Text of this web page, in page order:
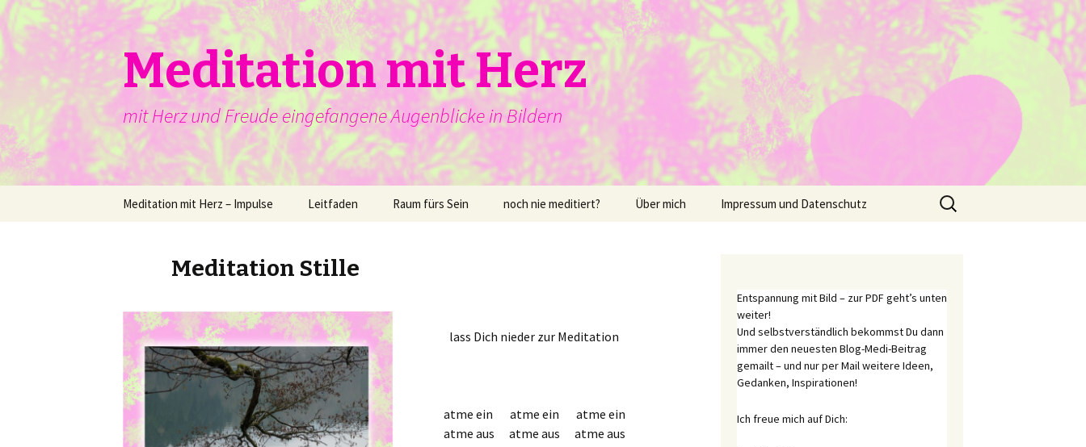
Meditation mit Herz
mit Herz und Freude eingefangene Augenblicke in Bildern
Meditation mit Herz – Impulse Leitfaden Raum fürs Sein noch nie meditiert? Über mich Impressum und Datenschutz
Suche
nach:
Meditation Stille
lass Dich nieder zur Meditation
atme ein atme ein atme ein
atme aus atme aus atme aus
Entspannung mit Bild – zur PDF geht’s unten
weiter!
Und selbstverständlich bekommst Du dann
immer den neuesten Blog-Medi-Beitrag
gemailt – und nur per Mail weitere Ideen,
Gedanken, Inspirationen!
Ich freue mich auf Dich: